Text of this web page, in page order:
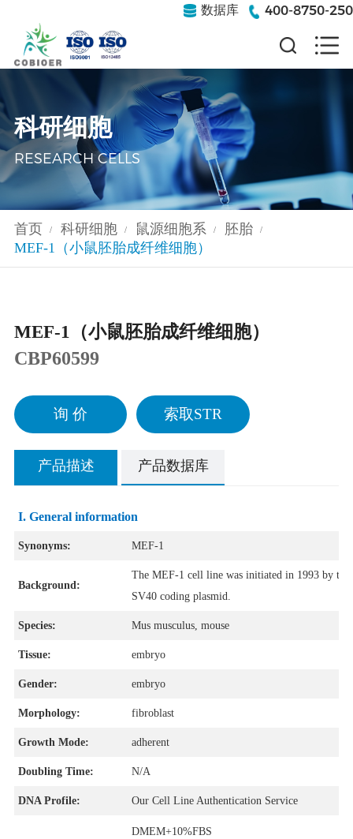
数据库 400-8750-250
科研细胞
RESEARCH CELLS
首页 / 科研细胞 / 鼠源细胞系 / 胚胎 /
MEF-1（小鼠胚胎成纤维细胞）
MEF-1（小鼠胚胎成纤维细胞）
CBP60599
询 价 索取STR
产品描述 产品数据库
I. General information
Synonyms: MEF-1
Background:
The MEF-1 cell line was initiated in 1993 by
SV40 coding plasmid.
Species: Mus musculus, mouse
Tissue: embryo
Gender: embryo
Morphology: fibroblast
Growth Mode: adherent
Doubling Time: N/A
DNA Profile: Our Cell Line Authentication Service
DMEM+10%FBS